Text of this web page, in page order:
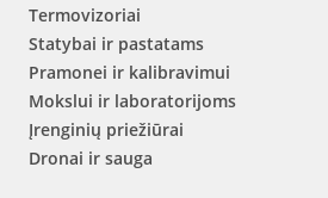
Termovizoriai
Statybai ir pastatams
Pramonei ir kalibravimui
Mokslui ir laboratorijoms
Įrenginių priežiūrai
Dronai ir sauga